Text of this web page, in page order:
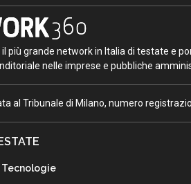
il più grande network in Italia di testate e
nelle imprese e pubbliche
al Tribunale di Milano, numero